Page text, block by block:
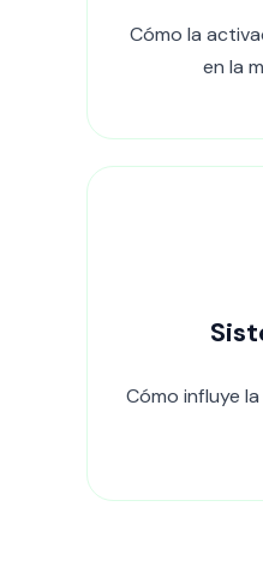
Cómo la
en la
Cómo influye